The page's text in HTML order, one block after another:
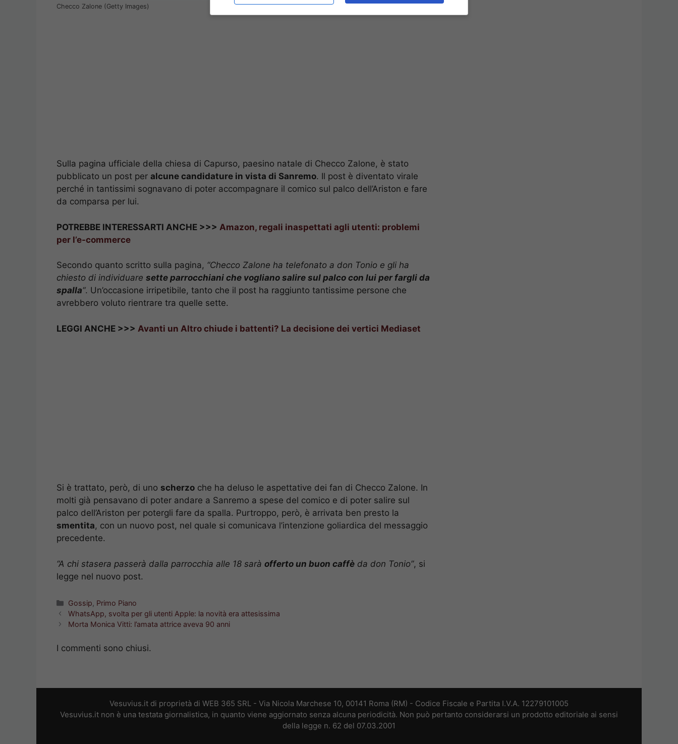
Checco Zalone (Getty Images)
Sulla pagina ufficiale della chiesa di Capurso, paesino natale di Checco Zalone, è stato
pubblicato un post per alcune candidature in vista di Sanremo. Il post è diventato virale
perché in tantissimi sognavano di poter accompagnare il comico sul palco dell’Ariston e fare
da comparsa per lui.
POTREBBE INTERESSARTI ANCHE >>> Amazon, regali inaspettati agli utenti: problemi
per l’e-commerce
Secondo quanto scritto sulla pagina, “Checco Zalone ha telefonato a don Tonio e gli ha
chiesto di individuare sette parrocchiani che vogliano salire sul palco con lui per fargli da
spalla“. Un’occasione irripetibile, tanto che il post ha raggiunto tantissime persone che
avrebbero voluto rientrare tra quelle sette.
LEGGI ANCHE >>> Avanti un Altro chiude i battenti? La decisione dei vertici Mediaset
Si è trattato, però, di uno scherzo che ha deluso le aspettative dei fan di Checco Zalone. In
molti già pensavano di poter andare a Sanremo a spese del comico e di poter salire sul
palco dell’Ariston per potergli fare da spalla. Purtroppo, però, è arrivata ben presto la
smentita, con un nuovo post, nel quale si comunicava l’intenzione goliardica del messaggio
precedente.
“A chi stasera passerà dalla parrocchia alle 18 sarà offerto un buon caffè da don Tonio”, si
legge nel nuovo post.
Categorie
Gossip, Primo Piano
WhatsApp, svolta per gli utenti Apple: la novità era attesissima
Morta Monica Vitti: l’amata attrice aveva 90 anni
I commenti sono chiusi.
Vesuvius.it di proprietà di WEB 365 SRL - Via Nicola Marchese 10, 00141 Roma (RM) - Codice Fiscale e Partita I.V.A. 12279101005
Vesuvius.it non è una testata giornalistica, in quanto viene aggiornato senza alcuna periodicità. Non può pertanto considerarsi un prodotto editoriale ai sensi
della legge n. 62 del 07.03.2001